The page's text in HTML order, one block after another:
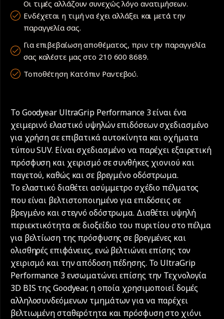
Οι τιμές αλλάζουν συνεχώς λόγο ανατιμήσεων.
Ενδέχεται η τιμή να έχει αλλάξει και μετά την
παραγγελία σας.
Για επιβεβαίωση αποθέματος, πριν την παραγγελία
σας καλέστε μας στο 210 600 8689.
Τοποθέτηση Κατόπιν Ραντεβού.
Το Goodyear UltraGrip Performance 3 είναι ένα
χειμερινό ελαστικό υψηλών επιδόσεων σχεδιασμένο
για χρήση σε επιβατικά αυτοκίνητα και οχήματα
τύπου SUV. Είναι σχεδιασμένο να παρέχει εξαιρετική
πρόσφυση και χειρισμό σε συνθήκες χιονιού και
παγετού, καθώς και σε βρεγμένο οδόστρωμα.
Το ελαστικό διαθέτει ασύμμετρο σχέδιο πέλματος
που είναι βελτιστοποιημένο για επιδόσεις σε
βρεγμένο και στεγνό οδόστρωμα. Διαθέτει υψηλή
περιεκτικότητα σε διοξείδιο του πυριτίου στο πέλμα
για βελτίωση της πρόσφυσης σε βρεγμένες και
ολισθηρές επιφάνειες, ενώ βελτιώνει επίσης τον
χειρισμό και την απόδοση πέδησης. Το UltraGrip
Performance 3 ενσωματώνει επίσης την Τεχνολογία
3D BIS της Goodyear, η οποία χρησιμοποιεί δομές
αλληλοσυνδεόμενων τμημάτων για να παρέχει
βελτιωμένη σταθερότητα και πρόσφυση στο χιόνι